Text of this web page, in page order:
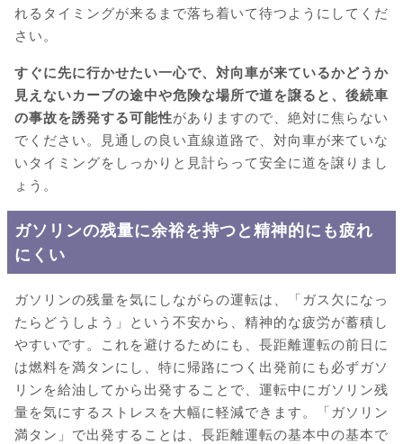
れるタイミングが来るまで落ち着いて待つようにしてくだ
さい。
すぐに先に行かせたい一心で、対向車が来ているかどうか
見えないカーブの途中や危険な場所で道を譲ると、後続車
の事故を誘発する可能性がありますので、絶対に焦らない
でください。見通しの良い直線道路で、対向車が来ていな
いタイミングをしっかりと見計らって安全に道を譲りまし
ょう。
ガソリンの残量に余裕を持つと精神的にも疲れ
にくい
ガソリンの残量を気にしながらの運転は、「ガス欠になっ
たらどうしよう」という不安から、精神的な疲労が蓄積し
やすいです。これを避けるためにも、長距離運転の前日に
は燃料を満タンにし、特に帰路につく出発前にも必ずガソ
リンを給油してから出発することで、運転中にガソリン残
量を気にするストレスを大幅に軽減できます。「ガソリン
満タン」で出発することは、長距離運転の基本中の基本で